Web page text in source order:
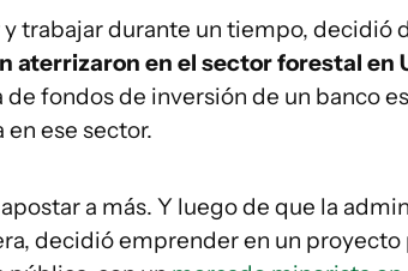
trabajar durante un tiempo, decidió
aterrizaron en el sector forestal en
fondos de inversión de un banco
ese sector.
apostar a más. Y luego de que la
decidió emprender en un